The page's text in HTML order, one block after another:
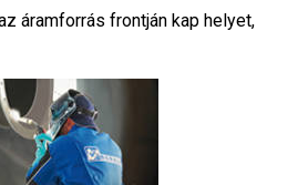
áramforrás frontján kap helyet,